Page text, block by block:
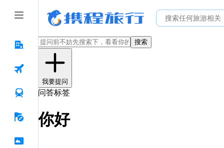
搜索
我要提问
问答标签
你好